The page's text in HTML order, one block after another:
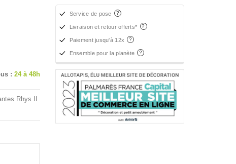
: 24 à 48h
Rhys II
Service de pose
Livraison et retour offerts*
Paiement jusqu'à 12x
Ensemble pour la planète